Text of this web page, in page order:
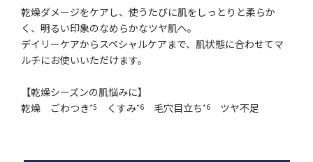
乾燥ダメージをケアし、使うたびに肌をしっとりと柔らか
く、明るい印象のなめらかなツヤ肌へ。
デイリーケアからスペシャルケアまで、肌状態に合わせてマ
ルチにお使いいただけます。
【乾燥シーズンの肌悩みに】
乾燥 ごわつき*5 くすみ*6 毛穴目立ち*6 ツヤ不足